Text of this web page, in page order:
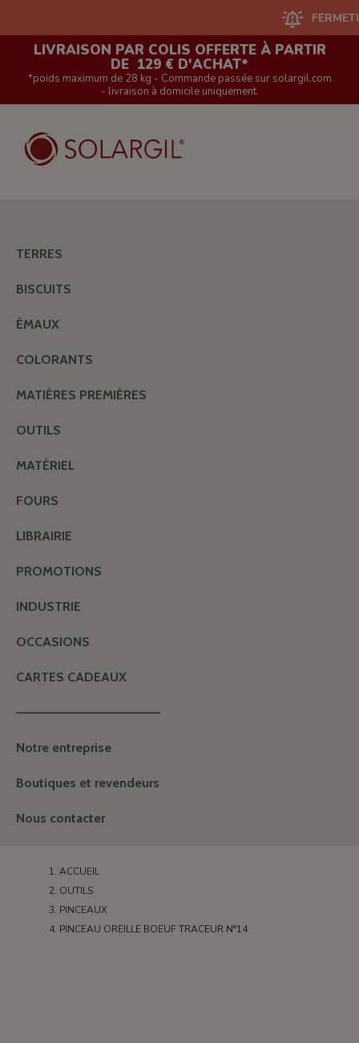
FERMETURE
LIVRAISON PAR COLIS OFFERTE À PARTIR
DE 129 € D'ACHAT*
*poids maximum de 28 kg - Commande passée sur solargil.com
- livraison à domicile uniquement.
TERRES
BISCUITS
ÉMAUX
COLORANTS
MATIÈRES PREMIÈRES
OUTILS
MATÉRIEL
FOURS
LIBRAIRIE
PROMOTIONS
INDUSTRIE
OCCASIONS
CARTES CADEAUX
———————————————
Notre entreprise
Boutiques et revendeurs
Nous contacter
ACCUEIL
OUTILS
PINCEAUX
PINCEAU OREILLE BOEUF TRACEUR N°14